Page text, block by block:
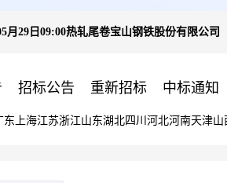
月29日09:00热轧尾卷宝山钢铁股份有限公司
招标公告 重新招标 中标通知
东 上海江苏浙江山东湖北四川 河北河南天津山